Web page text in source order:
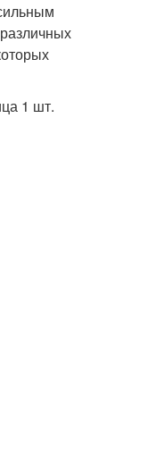
1 шт.